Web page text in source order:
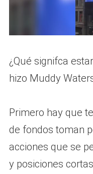
¿Qué signifca
hizo Muddy
Primero hay que
de fondos toman
acciones que se
y posiciones